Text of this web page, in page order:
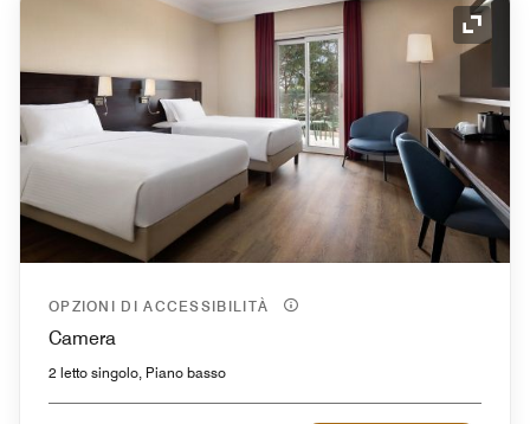
Icona
OPZIONI DI ACCESSIBILITÀ
Camera
2 letto singolo, Piano basso